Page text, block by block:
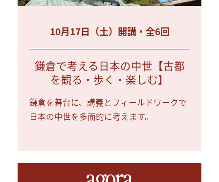
10月17日（土）開講・全6回
鎌倉で考える日本の中世【古都
を観る・歩く・楽しむ】
鎌倉を舞台に、講義とフィールドワークで
日本の中世を多面的に考えます。